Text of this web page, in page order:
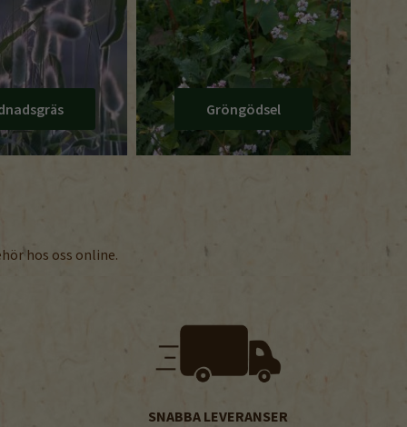
Gröngödsel
hos oss online.
SNABBA LEVERANSER